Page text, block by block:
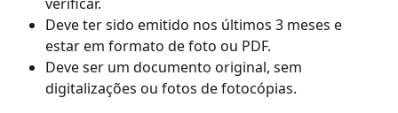
Deve ter sido emitido nos últimos 3 meses e
estar em formato de foto ou PDF.
Deve ser um documento original, sem
digitalizações ou fotos de fotocópias.